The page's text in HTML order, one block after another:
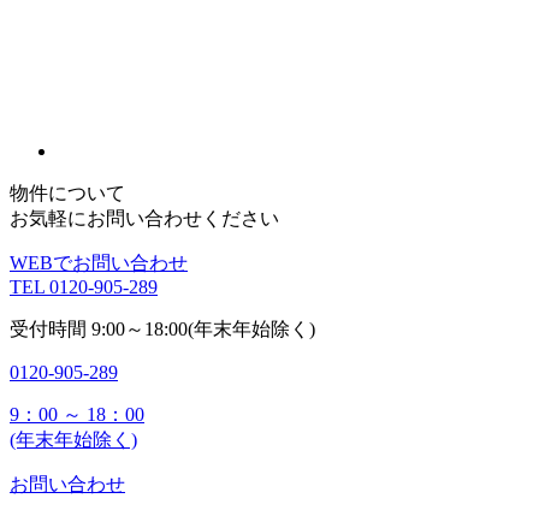
物件について
お気軽にお問い合わせください
WEBでお問い合わせ
TEL 0120-905-289
受付時間 9:00～18:00(年末年始除く)
0120-905-289
9：00 ～ 18：00
(年末年始除く)
お問い合わせ